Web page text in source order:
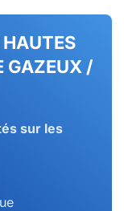
GAZEUX /
sur les